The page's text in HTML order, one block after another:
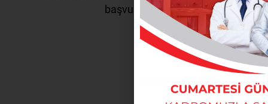
başvurunuz.